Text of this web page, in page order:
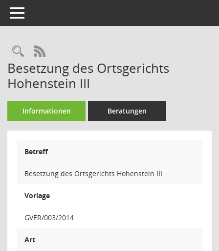
Toggle navigation
Rechercheauswahl
RSS-Feed
Besetzung des Ortsgerichts
Hohenstein III
Informationen Beratungen
Betreff
Besetzung des Ortsgerichts Hohenstein III
Vorlage
GVER/003/2014
Art